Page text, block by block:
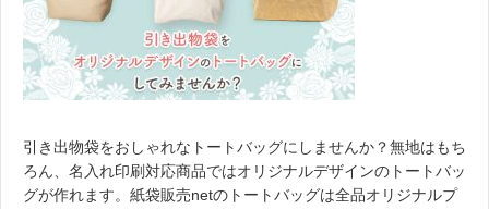
引き出物袋をおしゃれなトートバッグにしませんか？無地はもち
ろん、名入れ印刷対応商品ではオリジナルデザインのトートバッ
グが作れます。紙袋販売netのトートバッグは全品オリジナルプ